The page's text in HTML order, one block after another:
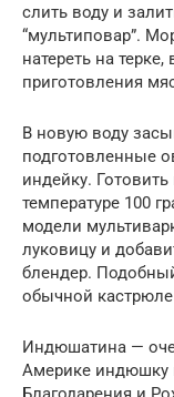
слить воду и
“мультиповар”.
натереть на
приготовления
В новую воду
подготовленные
индейку.
температуре 100
модели
луковицу и
блендер.
обычной кастрюле
Индюшатина —
Америке индюшку